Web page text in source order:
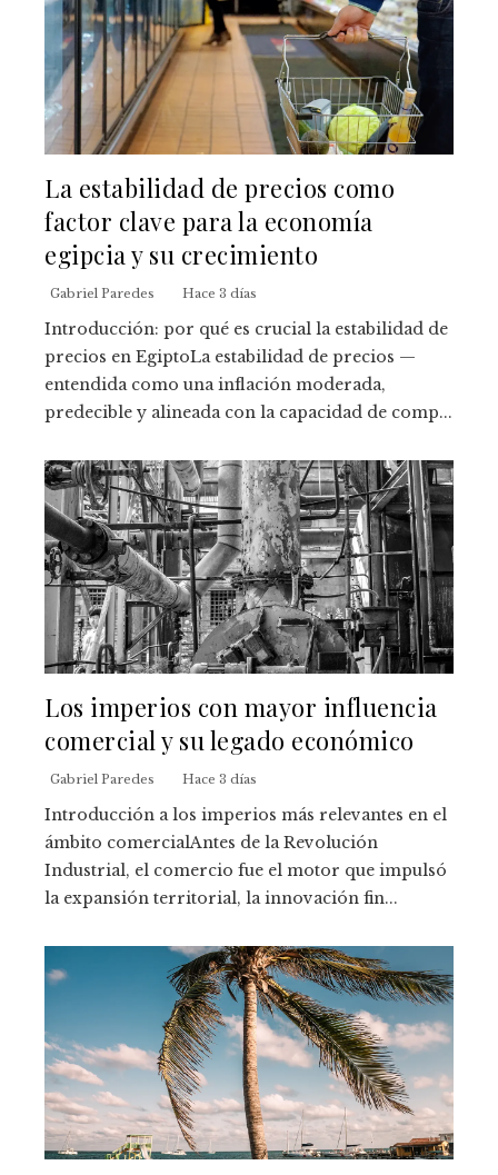
La estabilidad de precios como
factor clave para la economía
egipcia y su crecimiento
Gabriel Paredes Hace 3 días
Introducción: por qué es crucial la estabilidad de
precios en EgiptoLa estabilidad de precios —
entendida como una inflación moderada,
predecible y alineada con la capacidad de comp...
Los imperios con mayor influencia
comercial y su legado económico
Gabriel Paredes Hace 3 días
Introducción a los imperios más relevantes en el
ámbito comercialAntes de la Revolución
Industrial, el comercio fue el motor que impulsó
la expansión territorial, la innovación fin...